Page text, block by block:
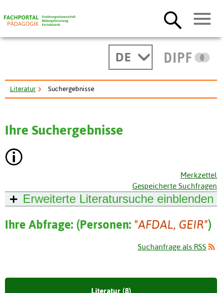
DE
Literatur Suchergebnisse
Ihre Suchergebnisse
Merkzettel
Gespeicherte Suchfragen
Erweiterte Literatursuche einblenden
Ihre Abfrage: (Personen: "AFDAL, GEIR")
Suchanfrage als RSS
Literatur (8)